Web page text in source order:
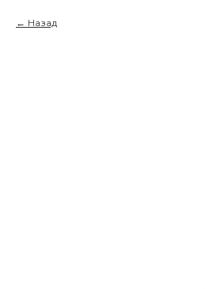
Назад